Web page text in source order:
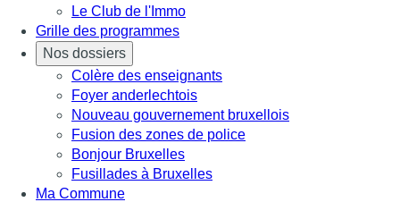
Le Club de l'Immo
Grille des programmes
Nos dossiers
Colère des enseignants
Foyer anderlechtois
Nouveau gouvernement bruxellois
Fusion des zones de police
Bonjour Bruxelles
Fusillades à Bruxelles
Ma Commune